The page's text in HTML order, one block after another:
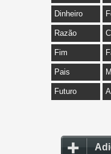
Dinheiro
Razão
Fim
Pais
Futuro